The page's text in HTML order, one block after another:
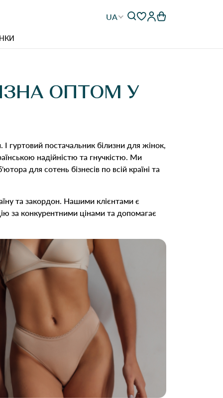
UA
ОПТОМ У
І гуртовий постачальник білизни для жінок,
надійністю та гнучкістю. Ми
для сотень бізнесів по всій країні та
та закордон. Нашими клієнтами є
за конкурентними цінами та допомагає